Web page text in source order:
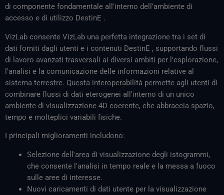
di componente fondamentale all'interno dell'ambiente di
accesso e di utilizzo DestinE .
VizLab consente VizLab una perfetta integrazione tra i set di
dati forniti dagli utenti e i contenuti DestinE , supportando flussi
di lavoro avanzati trasversali ai diversi ambiti per l'esplorazione,
l'analisi e la comunicazione delle informazioni relative al
sistema terrestre. Questa interoperabilità permette agli utenti di
combinare flussi di dati eterogenei all'interno di un unico
ambiente di visualizzazione 4D coerente, che abbraccia spazio,
tempo e molteplici variabili fisiche.
I principali miglioramenti includono:
Selezione dell'area di visualizzazione degli istogrammi,
che consente l'analisi in tempo reale e la messa a fuoco
sulle aree di interesse.
Nuovi caricamenti di dati utente per la visualizzazione